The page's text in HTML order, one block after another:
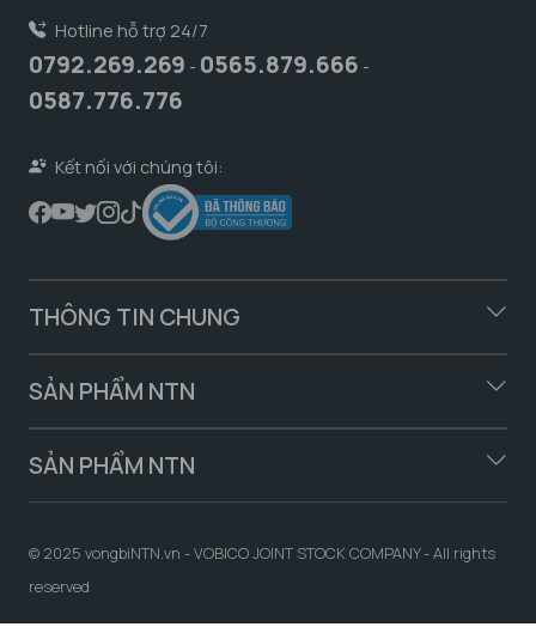
Hotline hỗ trợ 24/7
0792.269.269 - 0565.879.666 -
0587.776.776
Kết nối với chúng tôi:
THÔNG TIN CHUNG
SẢN PHẨM NTN
SẢN PHẨM NTN
© 2025 vongbiNTN.vn - VOBICO JOINT STOCK COMPANY - All rights
reserved